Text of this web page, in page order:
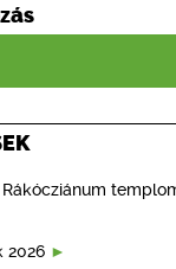
2026